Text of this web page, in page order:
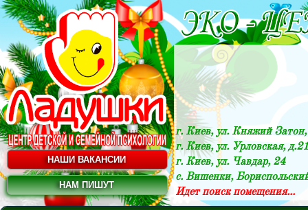
НАШИ ВАКАНСИИ
НАМ ПИШУТ
г. Киев, ул. Княжий Затон,
г. Киев, ул. Урловская,
г. Киев, ул. Чавдар, 24
c. Вишенки,
Идет поиск помещения...